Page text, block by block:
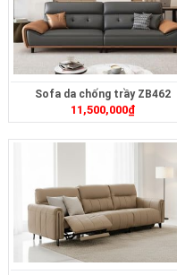
Sofa da chống trầy ZB462
11,500,000₫